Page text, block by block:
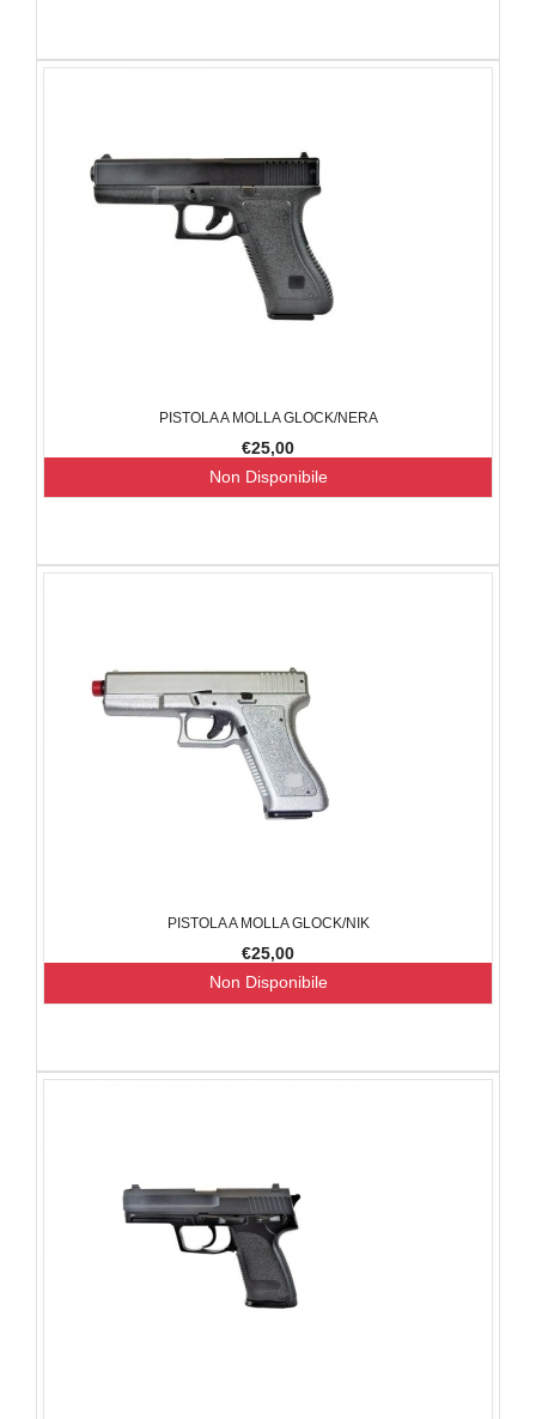
PISTOLA A MOLLA GLOCK/NERA
€25,00
Non Disponibile
PISTOLA A MOLLA GLOCK/NIK
€25,00
Non Disponibile